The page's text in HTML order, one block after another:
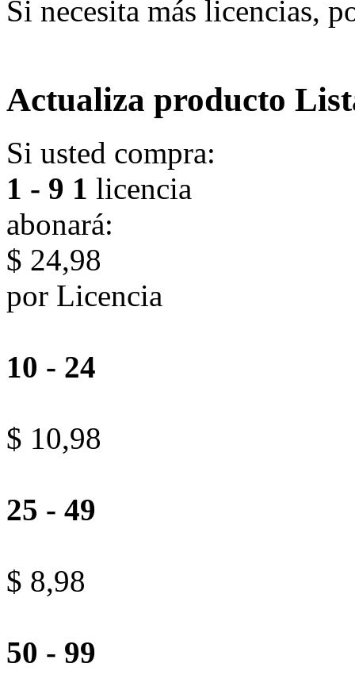
Si necesita más licencias,
Actualiza producto
Si usted compra:
1 - 9 1 licencia
abonará:
$ 24,98
por Licencia
10 - 24
$ 10,98
25 - 49
$ 8,98
50 - 99